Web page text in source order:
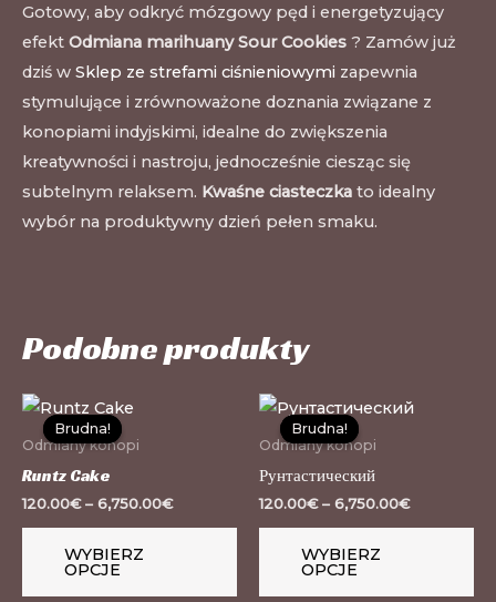
Gotowy, aby odkryć mózgowy pęd i energetyzujący
efekt Odmiana marihuany Sour Cookies ? Zamów już
dziś w Sklep ze strefami ciśnieniowymi zapewnia
stymulujące i zrównoważone doznania związane z
konopiami indyjskimi, idealne do zwiększenia
kreatywności i nastroju, jednocześnie ciesząc się
subtelnym relaksem. Kwaśne ciasteczka to idealny
wybór na produktywny dzień pełen smaku.
Podobne produkty
Brudna!
Brudna!
Odmiany konopi
Runtz Cake
120.00€– 6,750.00€
WYBIERZ
OPCJE
Ten
produkt
ma
wiele
wariantów.
Brudna!
Brudna!
Odmiany konopi
Рунтастический
120.00€– 6,750.00€
WYBIERZ
OPCJE